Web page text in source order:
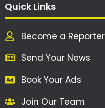
Quick Links
Become a Reporter
Send Your News
Book Your Ads
Join Our Team